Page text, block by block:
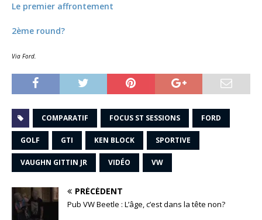
Le premier affrontement
2ème round?
Via Ford.
COMPARATIF FOCUS ST SESSIONS FORD
GOLF GTI KEN BLOCK SPORTIVE
VAUGHN GITTIN JR VIDÉO VW
PRÉCÉDENT
Pub VW Beetle : L’âge, c’est dans la tête non?